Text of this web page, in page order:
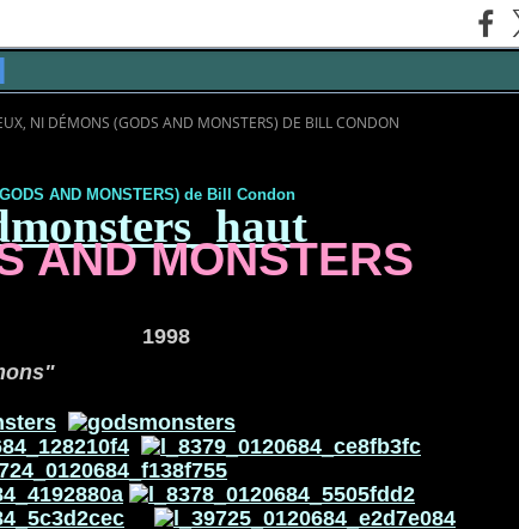
NI DÉMONS (GODS AND MONSTERS) DE BILL CONDON
AND MONSTERS) de Bill Condon
MONSTERS
1998